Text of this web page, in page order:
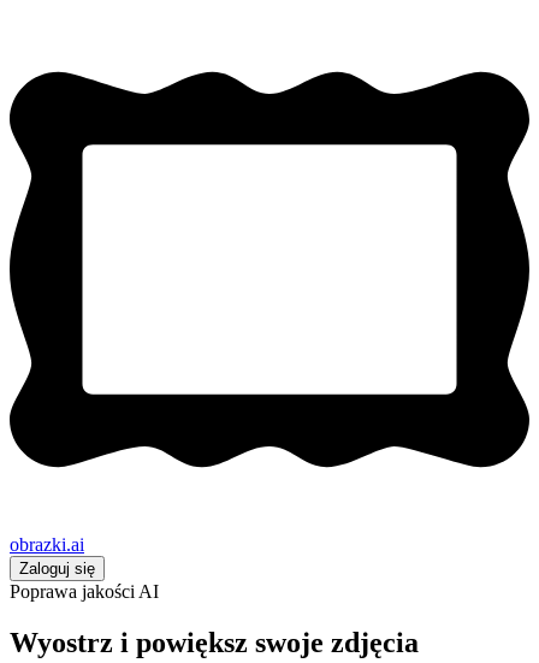
obrazki.ai
Zaloguj się
Poprawa jakości AI
Wyostrz i powiększ swoje zdjęcia